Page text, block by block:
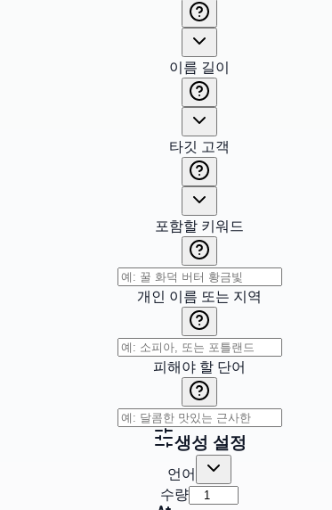
이름 길이
타깃 고객
포함할 키워드
개인 이름 또는 지역
피해야 할 단어
생성 설정
언어
수량